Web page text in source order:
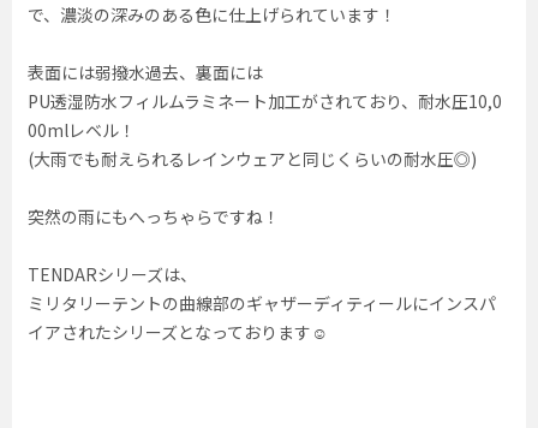
で、濃淡の深みのある色に仕上げられています！
表面には弱撥水過去、裏面には
PU透湿防水フィルムラミネート加工がされており、耐水圧10,0
00mlレベル！
(大雨でも耐えられるレインウェアと同じくらいの耐水圧◎)
突然の雨にもへっちゃらですね！
TENDARシリーズは、
ミリタリーテントの曲線部のギャザーディティールにインスパ
イアされたシリーズとなっております☺︎